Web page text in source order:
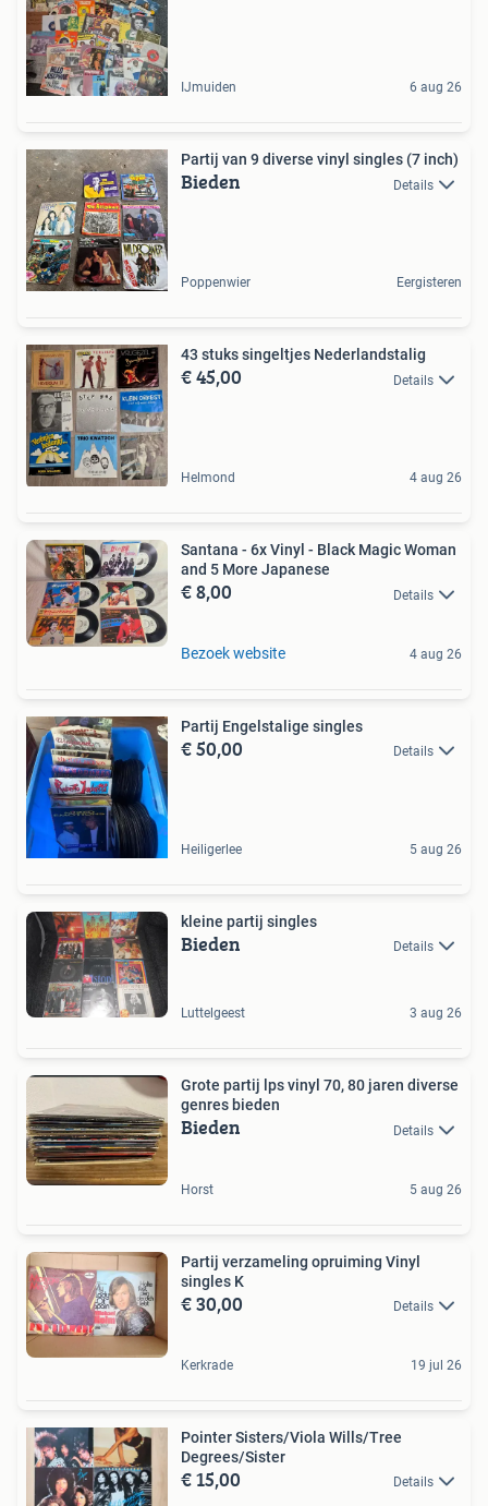
IJmuiden 6 aug 26
Partij van 9 diverse vinyl singles (7 inch)
Bieden Details
Poppenwier Eergisteren
43 stuks singeltjes Nederlandstalig
€ 45,00 Details
Helmond 4 aug 26
Santana - 6x Vinyl - Black Magic Woman
and 5 More Japanese
€ 8,00 Details
Bezoek website 4 aug 26
Partij Engelstalige singles
€ 50,00 Details
Heiligerlee 5 aug 26
kleine partij singles
Bieden Details
Luttelgeest 3 aug 26
Grote partij lps vinyl 70, 80 jaren diverse
genres bieden
Bieden Details
Horst 5 aug 26
Partij verzameling opruiming Vinyl
singles K
€ 30,00 Details
Kerkrade 19 jul 26
Pointer Sisters/Viola Wills/Tree
Degrees/Sister
€ 15,00 Details